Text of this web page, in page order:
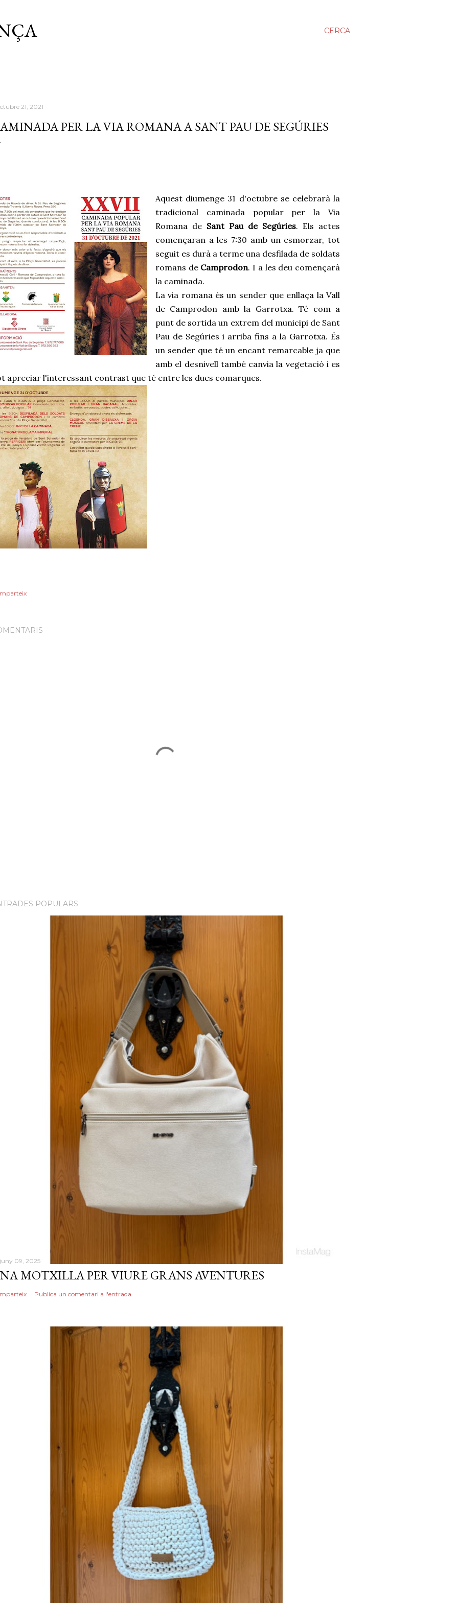
CERCA
21, 2021
PER LA VIA ROMANA A SANT PAU DE SEGÚRIES
Aquest diumenge 31 d'octubre se celebrarà la
tradicional caminada popular per la Via
Romana de Sant Pau de Segúries. Els actes
començaran a les 7:30 amb un esmorzar, tot
seguit es durà a terme una desfilada de soldats
romans de Camprodon. I a les deu començarà
la caminada.
La via romana és un sender que enllaça la Vall
de Camprodon amb la Garrotxa. Té com a
punt de sortida un extrem del municipi de Sant
Pau de Segúries i arriba fins a la Garrotxa. És
un sender que té un encant remarcable ja que
amb el desnivell també canvia la vegetació i es
apreciar l'interessant contrast que té entre les dues comarques.
POPULARS
09, 2025
MOTXILLA PER VIURE GRANS AVENTURES
Publica un comentari a l'entrada